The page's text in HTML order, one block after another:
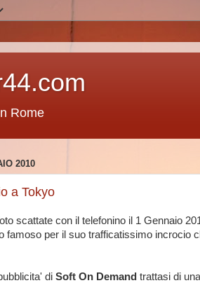
Rome
2010
a Tokyo
scattate con il telefonino il 1 Gennaio
famoso per il suo trafficatissimo incrocio
di Soft On Demand trattasi di